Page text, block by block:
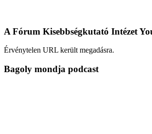
A Fórum Kisebbségkutató Intézet
Érvénytelen URL került megadásra.
Bagoly mondja podcast